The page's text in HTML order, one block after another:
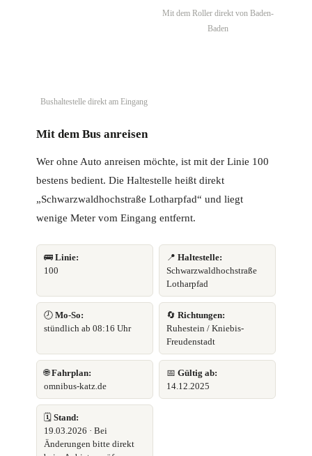
Bushaltestelle direkt am Eingang
Mit dem Roller direkt von Baden-
Baden
Mit dem Bus anreisen
Wer ohne Auto anreisen möchte, ist mit der Linie 100
bestens bedient. Die Haltestelle heißt direkt
„Schwarzwaldhochstraße Lotharpfad“ und liegt
wenige Meter vom Eingang entfernt.
🚌 Linie:
100
📍 Haltestelle:
Schwarzwaldhochstraße
Lotharpfad
🕗 Mo-So:
stündlich ab 08:16 Uhr
🔄 Richtungen:
Ruhestein / Kniebis-
Freudenstadt
🌐Fahrplan:
omnibus-katz.de
📅 Gültig ab:
14.12.2025
🗓️ Stand:
19.03.2026 · Bei
Änderungen bitte direkt